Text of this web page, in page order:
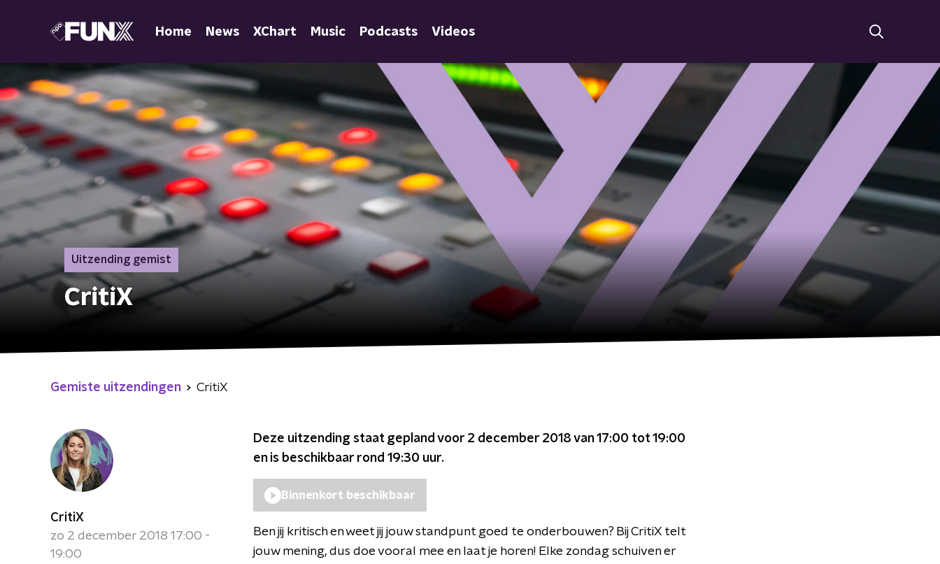
Home News XChart Music Podcasts Videos
Uitzending gemist
CritiX
Gemiste uitzendingen CritiX
CritiX
zo 2 december 2018 17:00 -
19:00
Deze uitzending staat gepland voor 2 december 2018 van 17:00 tot 19:00
en is beschikbaar rond 19:30 uur.
Binnenkort beschikbaar
Ben jij kritisch en weet jij jouw standpunt goed te onderbouwen? Bij CritiX telt
jouw mening, dus doe vooral mee en laat je horen! Elke zondag schuiven er